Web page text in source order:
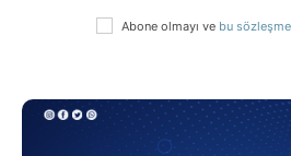
Abone olmayı ve bu